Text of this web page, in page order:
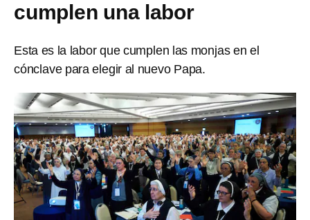
cumplen una labor
Esta es la labor que cumplen las monjas en el
cónclave para elegir al nuevo Papa.